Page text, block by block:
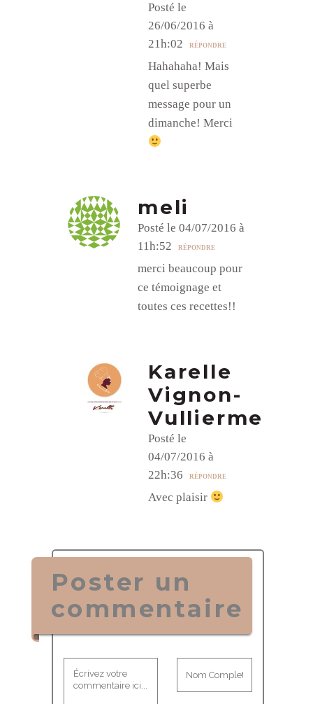
Posté le
26/06/2016 à
21h:02
RÉPONDRE
Hahahaha! Mais
quel superbe
message pour un
dimanche! Merci
meli
Posté le 04/07/2016 à
11h:52
RÉPONDRE
merci beaucoup pour
ce témoignage et
toutes ces recettes!!
Karelle
Vignon-
Vullierme
Posté le
04/07/2016 à
22h:36
RÉPONDRE
Avec plaisir
Poster un
commentaire